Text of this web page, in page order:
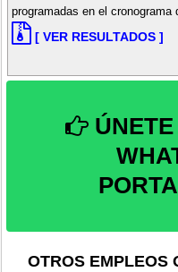
programadas en el
[ VER RESULTADOS ]
ÚNETE
OTROS EMPLEOS